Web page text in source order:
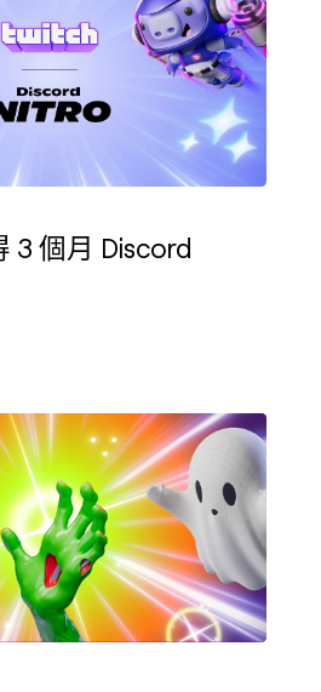
3 個月 Discord
佈 - Oct 20, 2025